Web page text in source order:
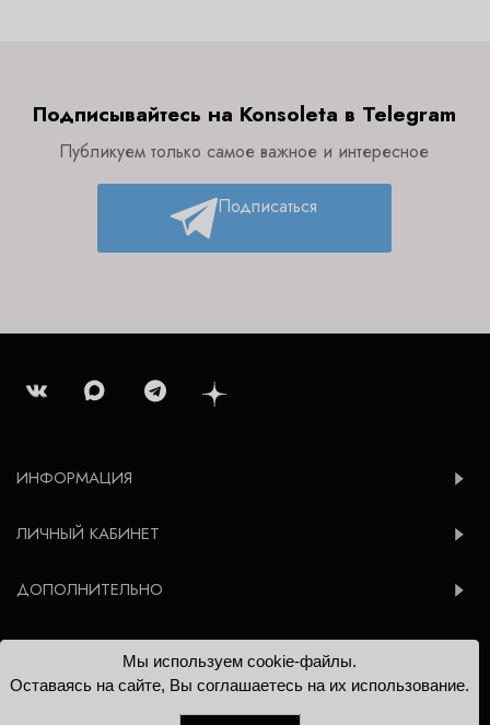
Подписывайтесь на Konsoleta в Telegram
Публикуем только самое важное и интересное
Подписаться
ИНФОРМАЦИЯ
ЛИЧНЫЙ КАБИНЕТ
ДОПОЛНИТЕЛЬНО
© 2012-2026 Konsoleta.ru
Мы используем cookie-файлы.
Оставаясь на сайте, Вы соглашаетесь на их использование.